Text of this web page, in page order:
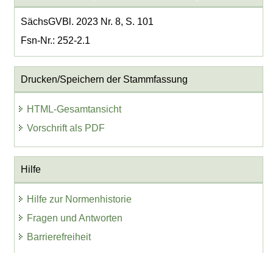
SächsGVBl. 2023 Nr. 8, S. 101
Fsn-Nr.: 252-2.1
Drucken/Speichern der Stammfassung
HTML-Gesamtansicht
Vorschrift als PDF
Hilfe
Hilfe zur Normenhistorie
Fragen und Antworten
Barrierefreiheit